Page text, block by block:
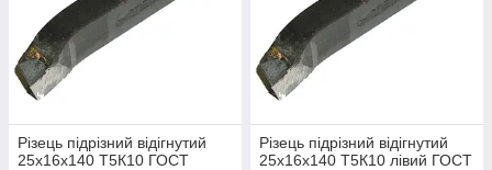
Різець підрізний відігнутий
25х16х140 Т5К10 ГОСТ
Різець підрізний відігнутий
25х16х140 Т5К10 лівий ГОСТ